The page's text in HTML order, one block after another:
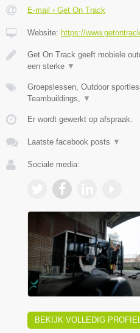
E-mail › Get On Track
Website: https://
Get On Track geeft mobiele
een sterke ▼
Groepslessen, Outdoor
Teambuildings,
▼
Er wordt gewerkt op afspraak.
Laatste facebook posts ▼
Sociale media:
BEKIJK VOLLEDIG PROFIEL